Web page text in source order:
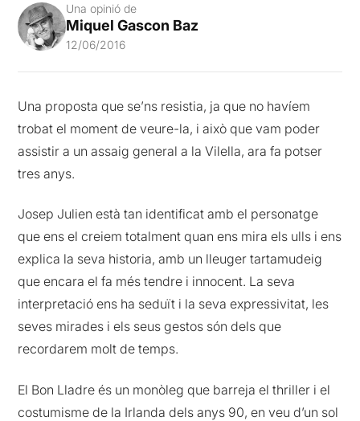
Una opinió de
Miquel Gascon Baz
12/06/2016
Una proposta que se’ns resistia, ja que no havíem
trobat el moment de veure-la, i això que vam poder
assistir a un assaig general a la Vilella, ara fa potser
tres anys.
Josep Julien està tan identificat amb el personatge
que ens el creiem totalment quan ens mira els ulls i ens
explica la seva historia, amb un lleuger tartamudeig
que encara el fa més tendre i innocent. La seva
interpretació ens ha seduït i la seva expressivitat, les
seves mirades i els seus gestos són dels que
recordarem molt de temps.
El Bon Lladre és un monòleg que barreja el thriller i el
costumisme de la Irlanda dels anys 90, en veu d’un sol